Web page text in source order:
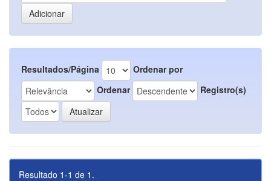
Resultados/Página
Ordenar por
Ordenar
Registro(s)
Resultado 1-1 de 1.